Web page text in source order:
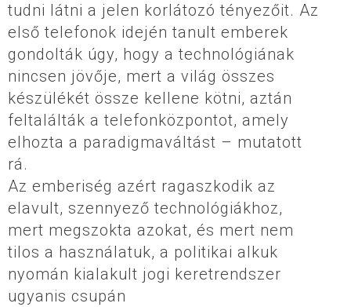
tudni látni a jelen korlátozó tényezőit. Az
első telefonok idején tanult emberek
gondolták úgy, hogy a technológiának
nincsen jövője, mert a világ összes
készülékét össze kellene kötni, aztán
feltalálták a telefonközpontot, amely
elhozta a paradigmaváltást – mutatott
rá.
Az emberiség azért ragaszkodik az
elavult, szennyező technológiákhoz,
mert megszokta azokat, és mert nem
tilos a használatuk, a politikai alkuk
nyomán kialakult jogi keretrendszer
ugyanis csupán